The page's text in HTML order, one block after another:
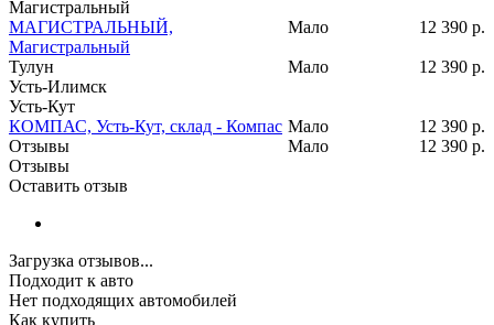
Магистральный
Мало
12 390 р.
МАГИСТРАЛЬНЫЙ,
Магистральный
Мало
12 390 р.
Тулун
Усть-Илимск
Усть-Кут
Мало
12 390 р.
КОМПАС, Усть-Кут, склад - Компас
Мало
12 390 р.
Отзывы
Отзывы
Оставить отзыв
Загрузка отзывов...
Подходит к авто
Нет подходящих автомобилей
Как купить